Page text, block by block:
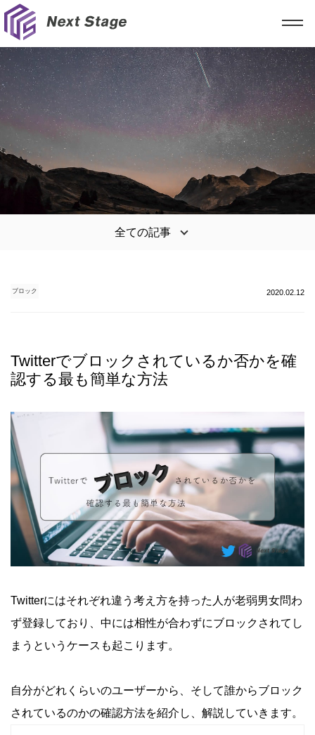
全ての記事
ブロック 2020.02.12
Twitterでブロックされているか否かを確
認する最も簡単な方法
Twitterにはそれぞれ違う考え方を持った人が老弱男女問わ
ず登録しており、中には相性が合わずにブロックされてし
まうというケースも起こります。
自分がどれくらいのユーザーから、そして誰からブロック
されているのかの確認方法を紹介し、解説していきます。